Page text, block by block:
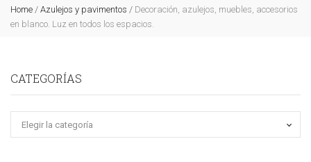
Home / Azulejos y pavimentos / Decoración, azulejos, muebles, accesorios
en blanco. Luz en todos los espacios.
CATEGORÍAS